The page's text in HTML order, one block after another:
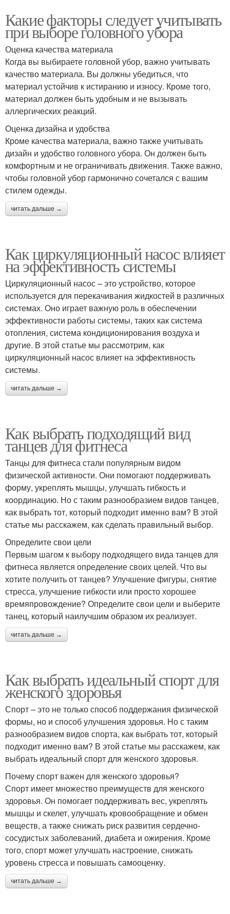
Какие факторы следует учитывать
при выборе головного убора
Оценка качества материала
Когда вы выбираете головной убор, важно учитывать
качество материала. Вы должны убедиться, что
материал устойчив к истиранию и износу. Кроме того,
материал должен быть удобным и не вызывать
аллергических реакций.
Оценка дизайна и удобства
Кроме качества материала, важно также учитывать
дизайн и удобство головного убора. Он должен быть
комфортным и не ограничивать движения. Также важно,
чтобы головной убор гармонично сочетался с вашим
стилем одежды.
читать дальше →
Как циркуляционный насос влияет
на эффективность системы
Циркуляционный насос – это устройство, которое
используется для перекачивания жидкостей в различных
системах. Оно играет важную роль в обеспечении
эффективности работы системы, таких как система
отопления, система кондиционирования воздуха и
другие. В этой статье мы рассмотрим, как
циркуляционный насос влияет на эффективность
системы.
читать дальше →
Как выбрать подходящий вид
танцев для фитнеса
Танцы для фитнеса стали популярным видом
физической активности. Они помогают поддерживать
форму, укреплять мышцы, улучшать гибкость и
координацию. Но с таким разнообразием видов танцев,
как выбрать тот, который подходит именно вам? В этой
статье мы расскажем, как сделать правильный выбор.
Определите свои цели
Первым шагом к выбору подходящего вида танцев для
фитнеса является определение своих целей. Что вы
хотите получить от танцев? Улучшение фигуры, снятие
стресса, улучшение гибкости или просто хорошее
времяпровождение? Определите свои цели и выберите
танец, который наилучшим образом их реализует.
читать дальше →
Как выбрать идеальный спорт для
женского здоровья
Спорт – это не только способ поддержания физической
формы, но и способ улучшения здоровья. Но с таким
разнообразием видов спорта, как выбрать тот, который
подходит именно вам? В этой статье мы расскажем, как
выбрать идеальный спорт для женского здоровья.
Почему спорт важен для женского здоровья?
Спорт имеет множество преимуществ для женского
здоровья. Он помогает поддерживать вес, укреплять
мышцы и скелет, улучшать кровообращение и обмен
веществ, а также снижать риск развития сердечно-
сосудистых заболеваний, диабета и ожирения. Кроме
того, спорт может улучшать настроение, снижать
уровень стресса и повышать самооценку.
читать дальше →